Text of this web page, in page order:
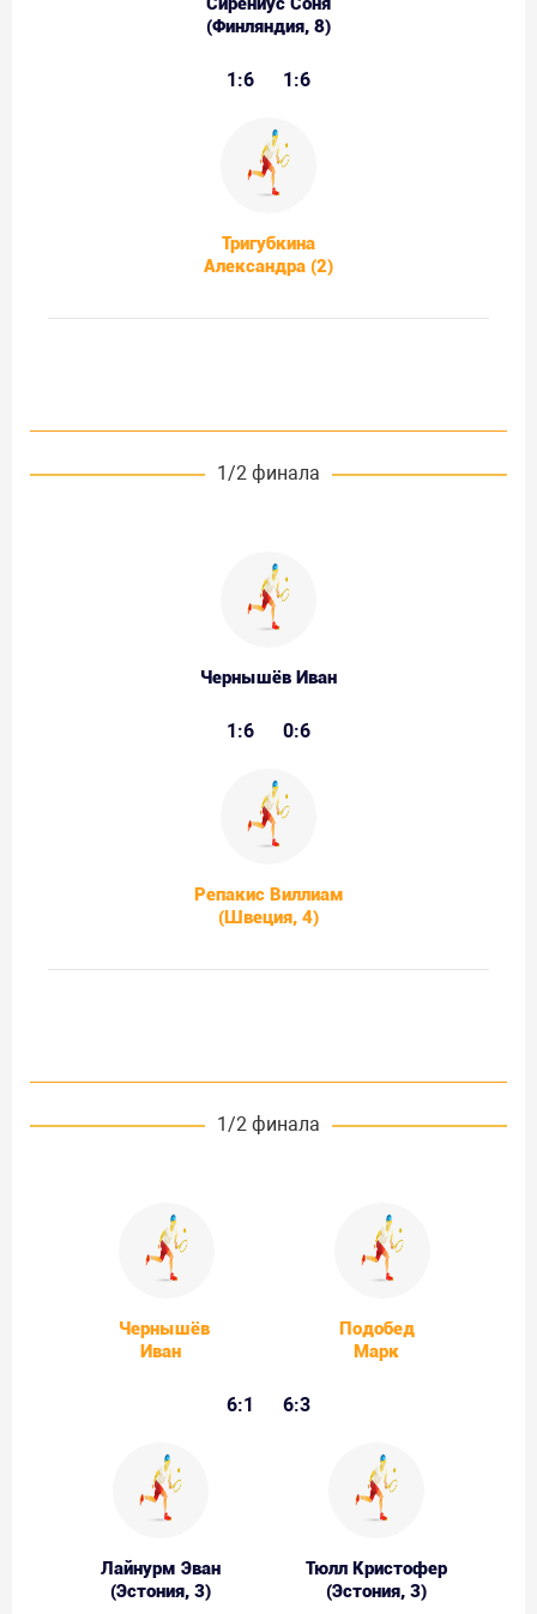
(Финляндия, 8)
1:6 1:6
Тригубкина
Александра (2)
1/2 финала
Чернышёв Иван
1:6 0:6
Репакис Виллиам
(Швеция, 4)
1/2 финала
Чернышёв
Иван
Подобед
Марк
6:1 6:3
Лайнурм Эван
(Эстония, 3)
Тюлл Кристофер
(Эстония, 3)